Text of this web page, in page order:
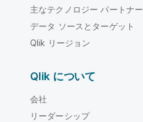
主なテクノロジー パートナー
データ ソースとターゲット
Qlik リージョン
Qlik について
会社
リーダーシップ